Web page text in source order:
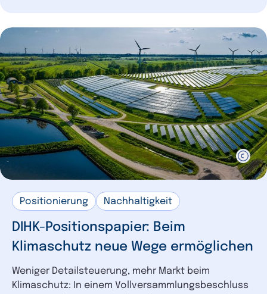
Positionierung Nachhaltigkeit
DIHK-Positionspapier: Beim
Klimaschutz neue Wege ermöglichen
Weniger Detailsteuerung, mehr Markt beim
Klimaschutz: In einem Vollversammlungsbeschluss